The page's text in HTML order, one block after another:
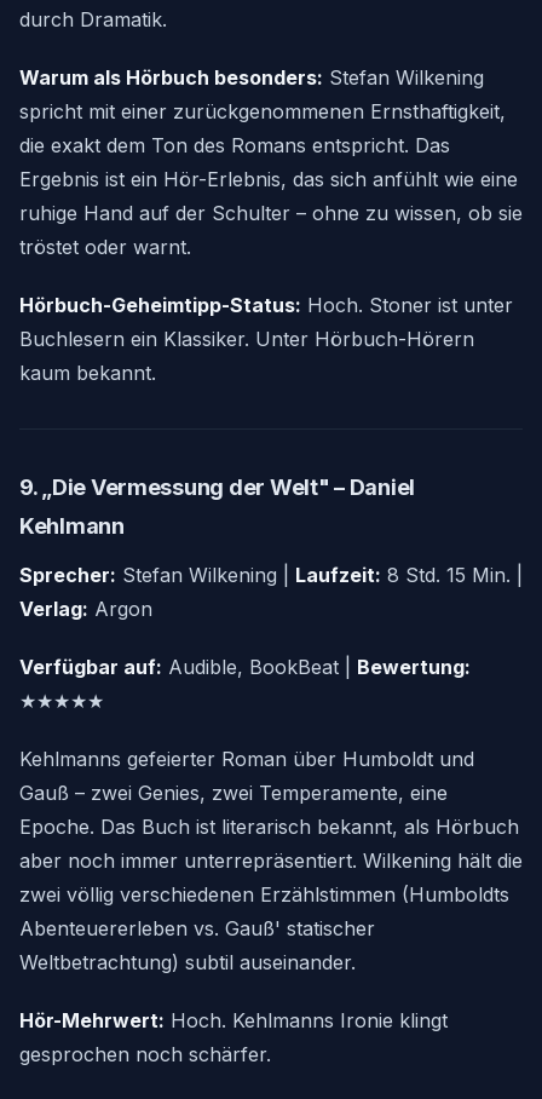
durch Dramatik.
Warum als Hörbuch besonders: Stefan Wilkening
spricht mit einer zurückgenommenen Ernsthaftigkeit,
die exakt dem Ton des Romans entspricht. Das
Ergebnis ist ein Hör-Erlebnis, das sich anfühlt wie eine
ruhige Hand auf der Schulter – ohne zu wissen, ob sie
tröstet oder warnt.
Hörbuch-Geheimtipp-Status: Hoch. Stoner ist unter
Buchlesern ein Klassiker. Unter Hörbuch-Hörern
kaum bekannt.
9. „Die Vermessung der Welt" – Daniel
Kehlmann
Sprecher: Stefan Wilkening | Laufzeit: 8 Std. 15 Min. |
Verlag: Argon
Verfügbar auf: Audible, BookBeat | Bewertung:
★★★★★
Kehlmanns gefeierter Roman über Humboldt und
Gauß – zwei Genies, zwei Temperamente, eine
Epoche. Das Buch ist literarisch bekannt, als Hörbuch
aber noch immer unterrepräsentiert. Wilkening hält die
zwei völlig verschiedenen Erzählstimmen (Humboldts
Abenteuererleben vs. Gauß' statischer
Weltbetrachtung) subtil auseinander.
Hör-Mehrwert: Hoch. Kehlmanns Ironie klingt
gesprochen noch schärfer.